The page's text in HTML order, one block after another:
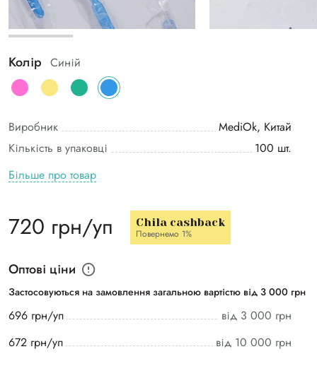
Колір Синій
Виробник
MediOk, Китай
Кількість в упаковці
100 шт.
Більше про товар
720 грн/уп Chila cashback
Повернемо 1%
Оптові ціни
Застосовуються на замовлення загальною вартістю від 3 000 грн
696 грн/уп
від 3 000 грн
672 грн/уп
від 10 000 грн